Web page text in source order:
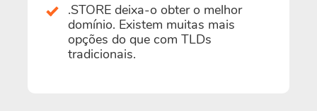
.STORE deixa-o obter o melhor
domínio. Existem muitas mais
opções do que com TLDs
tradicionais.